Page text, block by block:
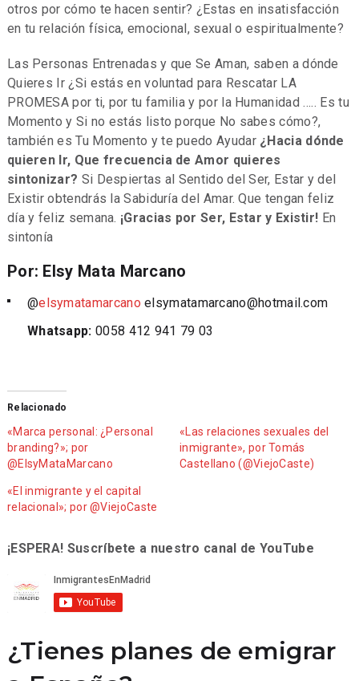
otros por cómo te hacen sentir? ¿Estas en insatisfacción
en tu relación física, emocional, sexual o espiritualmente?
Las Personas Entrenadas y que Se Aman, saben a dónde
Quieres Ir ¿Si estás en voluntad para Rescatar LA
PROMESA por ti, por tu familia y por la Humanidad ….. Es tu
Momento y Si no estás listo porque No sabes cómo?,
también es Tu Momento y te puedo Ayudar ¿Hacia dónde
quieren Ir, Que frecuencia de Amor quieres
sintonizar? Si Despiertas al Sentido del Ser, Estar y del
Existir obtendrás la Sabiduría del Amar. Que tengan feliz
día y feliz semana. ¡Gracias por Ser, Estar y Existir! En
sintonía
Por: Elsy Mata Marcano
@elsymatamarcano elsymatamarcano@hotmail.com
Whatsapp: 0058 412 941 79 03
Relacionado
«Marca personal: ¿Personal
branding?»; por
@ElsyMataMarcano
«Las relaciones sexuales del
inmigrante», por Tomás
Castellano (@ViejoCaste)
«El inmigrante y el capital
relacional»; por @ViejoCaste
¡ESPERA! Suscríbete a nuestro canal de YouTube
¿Tienes planes de emigrar